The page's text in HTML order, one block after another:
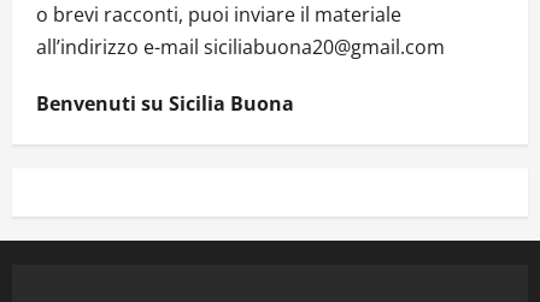
o brevi racconti, puoi inviare il materiale
all’indirizzo e-mail siciliabuona20@gmail.com
Benvenuti su Sicilia Buona